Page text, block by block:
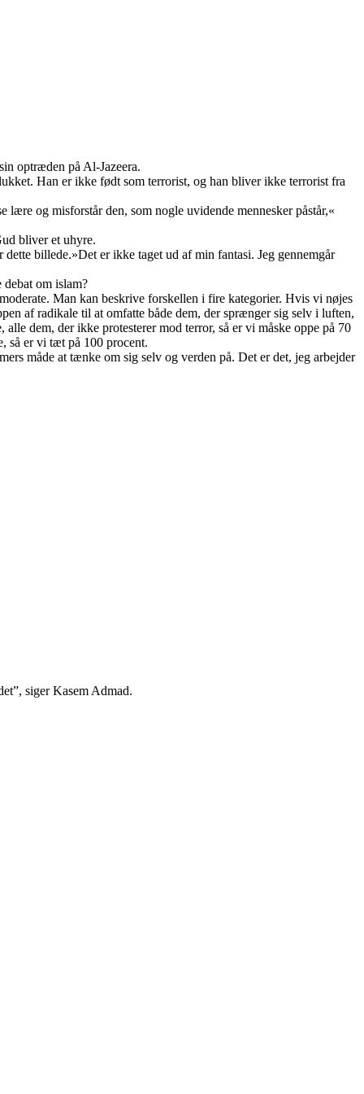
optræden på Al-Jazeera.
Han er ikke født som terrorist, og han bliver ikke terrorist fra
og misforstår den, som nogle uvidende mennesker påstår,«
bliver et uhyre.
billede.»Det er ikke taget ud af min fantasi. Jeg gennemgår
om islam?
Man kan beskrive forskellen i fire kategorier. Hvis vi nøjes
af radikale til at omfatte både dem, der sprænger sig selv i luften,
dem, der ikke protesterer mod terror, så er vi måske oppe på 70
så er vi tæt på 100 procent.
måde at tænke om sig selv og verden på. Det er det, jeg arbejder
siger Kasem Admad.